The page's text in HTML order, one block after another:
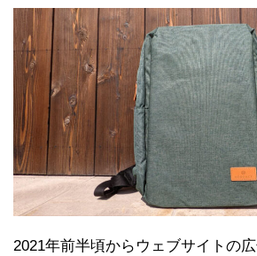
2021年前半頃からウェブサイトの